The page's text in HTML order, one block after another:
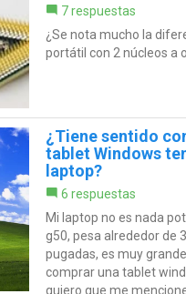
7 respuestas
¿Se nota mucho la
portátil con 2 núcleos a
¿Tiene sentido
tablet Windows
laptop?
6 respuestas
Mi laptop no es nada
g50, pesa alrededor de
pugadas, es muy
comprar una tablet
quiero que me